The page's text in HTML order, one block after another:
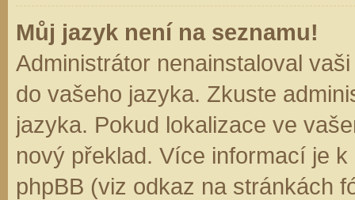
Můj jazyk není na seznamu!
Administrátor nenainstaloval
do vašeho jazyka. Zkuste
jazyka. Pokud lokalizace ve
nový překlad. Více informací je
phpBB (viz odkaz na stránkách